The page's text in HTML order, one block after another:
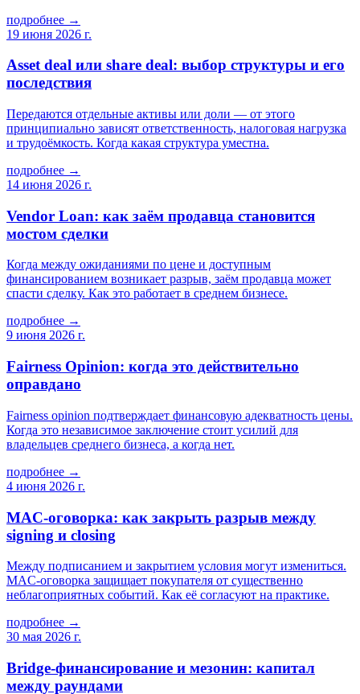
подробнее →
19 июня 2026 г.
Asset deal или share deal: выбор структуры и его
последствия
Передаются отдельные активы или доли — от этого
принципиально зависят ответственность, налоговая нагрузка
и трудоёмкость. Когда какая структура уместна.
подробнее →
14 июня 2026 г.
Vendor Loan: как заём продавца становится
мостом сделки
Когда между ожиданиями по цене и доступным
финансированием возникает разрыв, заём продавца может
спасти сделку. Как это работает в среднем бизнесе.
подробнее →
9 июня 2026 г.
Fairness Opinion: когда это действительно
оправдано
Fairness opinion подтверждает финансовую адекватность цены.
Когда это независимое заключение стоит усилий для
владельцев среднего бизнеса, а когда нет.
подробнее →
4 июня 2026 г.
MAC-оговорка: как закрыть разрыв между
signing и closing
Между подписанием и закрытием условия могут измениться.
MAC-оговорка защищает покупателя от существенно
неблагоприятных событий. Как её согласуют на практике.
подробнее →
30 мая 2026 г.
Bridge-финансирование и мезонин: капитал
между раундами